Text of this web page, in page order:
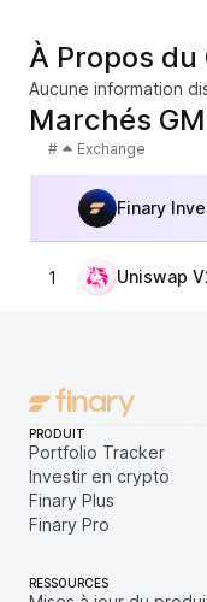
À Propos du
Aucune information
Marchés
# Exchange
Finary
1 Uniswap
PRODUIT
Portfolio Tracker
Investir en crypto
Finary Plus
Finary Pro
RESSOURCES